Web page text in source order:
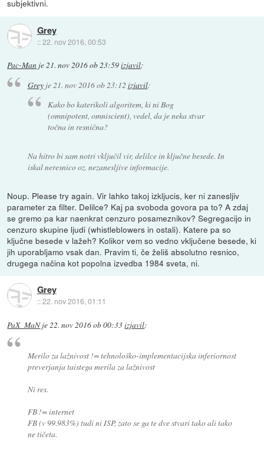
subjektivni.
Grey
::22. nov 2016, 00:53
Pac-Man je21. nov 2016 ob 23:59izjavil:
Greyje21. nov 2016 ob 23:12 izjavil:
Kako bo katerikoli algoritem, ki ni Bog
(omnipotent, omniscient), vedel, da je neka stvar
točna in resnična?
Na hitro bi sam notri vključil vir, delilce in ključne besede. In
iskal neresnico oz. nezanesljive informacije.
Noup. Please try again. Vir lahko takoj izkljucis, ker ni zanesljiv
parameter za filter. Delilce? Kaj pa svoboda govora pa to? A zdaj
se gremo pa kar naenkrat cenzuro posameznikov? Segregacijo in
cenzuro skupine ljudi (whistleblowers in ostali). Katere pa so
ključne besede v lažeh? Kolikor vem so vedno vključene besede, ki
jih uporabljamo vsak dan. Pravim ti, če želiš absolutno resnico,
drugega načina kot popolna izvedba 1984 sveta, ni.
Grey
::22. nov 2016, 01:11
PaX_MaNje22. nov 2016 ob 00:33izjavil:
Merilo za lažnivost != tehnološko-implementacijska inferiornost
preverjanja taistega merila za lažnivost
Ni res.
FB != internet
FB (v 99.983%) tudi ni ISP, zato se ga te dve stvari tako ali tako
ne tičeta.